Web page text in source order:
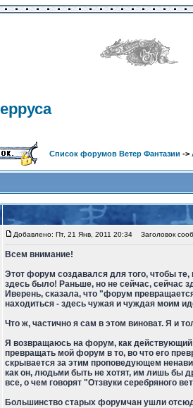
Список форумов Ветер Фантазии ->
Добавлено: Пт, 21 Янв, 2011 20:34 Заголовок
Всем внимание!
Этот форум создавался для того, чтобы
здесь было! Раньше, но не сейчас, сейчас
Иверень, сказала, что "форум
находиться - здесь чужая и чуждая моим
Что ж, частично я сам в этом виноват. Я и
Я возвращаюсь на форум, как действующий
превращать мой форум в то, во что его
скрывается за этим проповедующем
как он, людьми быть не хотят, им лишь бы
все, о чем говорят "Отзвуки серебряного
Большинство старых форумчан ушли